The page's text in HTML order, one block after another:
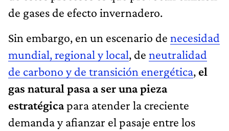
de gases de efecto invernadero.
Sin embargo, en un escenario de necesidad
mundial, regional y local, de neutralidad
de carbono y de transición energética, el
gas natural pasa a ser una pieza
estratégicapara atender la creciente
demanda y afianzar el pasaje entre los